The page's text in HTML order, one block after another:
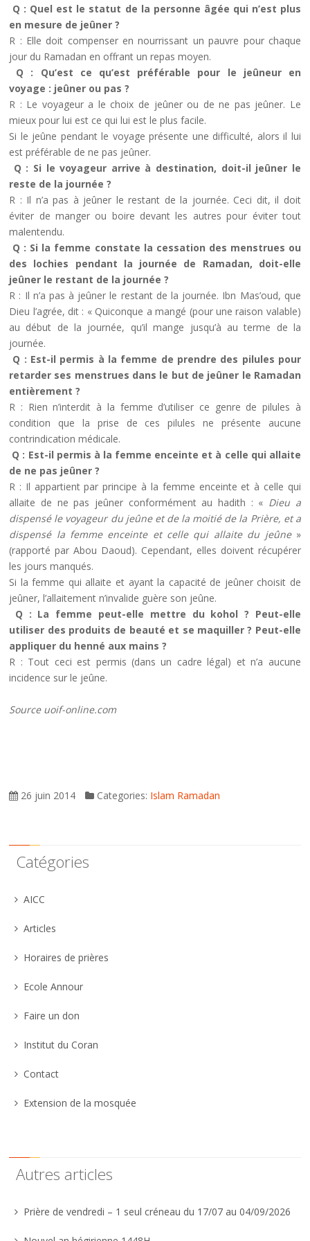
Q : Quel est le statut de la personne âgée qui n’est plus
en mesure de jeûner ?
R : Elle doit compenser en nourrissant un pauvre pour chaque
jour du Ramadan en offrant un repas moyen.
Q : Qu’est ce qu’est préférable pour le jeûneur en
voyage : jeûner ou pas ?
R : Le voyageur a le choix de jeûner ou de ne pas jeûner. Le
mieux pour lui est ce qui lui est le plus facile.
Si le jeûne pendant le voyage présente une difficulté, alors il lui
est préférable de ne pas jeûner.
Q : Si le voyageur arrive à destination, doit-il jeûner le
reste de la journée ?
R : Il n’a pas à jeûner le restant de la journée. Ceci dit, il doit
éviter de manger ou boire devant les autres pour éviter tout
malentendu.
Q : Si la femme constate la cessation des menstrues ou
des lochies pendant la journée de Ramadan, doit-elle
jeûner le restant de la journée ?
R : Il n’a pas à jeûner le restant de la journée. Ibn Mas’oud, que
Dieu l’agrée, dit : « Quiconque a mangé (pour une raison valable)
au début de la journée, qu’il mange jusqu’à au terme de la
journée.
Q : Est-il permis à la femme de prendre des pilules pour
retarder ses menstrues dans le but de jeûner le Ramadan
entièrement ?
R : Rien n’interdit à la femme d’utiliser ce genre de pilules à
condition que la prise de ces pilules ne présente aucune
contrindication médicale.
Q : Est-il permis à la femme enceinte et à celle qui allaite
de ne pas jeûner ?
R : Il appartient par principe à la femme enceinte et à celle qui
allaite de ne pas jeûner conformément au hadith : « Dieu a
dispensé le voyageur du jeûne et de la moitié de la Prière, et a
dispensé la femme enceinte et celle qui allaite du jeûne»
(rapporté par Abou Daoud). Cependant, elles doivent récupérer
les jours manqués.
Si la femme qui allaite et ayant la capacité de jeûner choisit de
jeûner, l’allaitement n’invalide guère son jeûne.
Q : La femme peut-elle mettre du kohol ? Peut-elle
utiliser des produits de beauté et se maquiller ? Peut-elle
appliquer du henné aux mains ?
R : Tout ceci est permis (dans un cadre légal) et n’a aucune
incidence sur le jeûne.
Source uoif-online.com
26 juin 2014 Categories: Islam Ramadan
Catégories
AICC
Articles
Horaires de prières
Ecole Annour
Faire un don
Institut du Coran
Contact
Extension de la mosquée
Autres articles
Prière de vendredi – 1 seul créneau du 17/07 au 04/09/2026